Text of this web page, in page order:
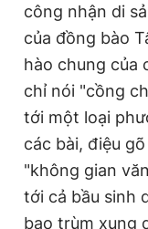
công nhận di
của đồng bào
hào chung của
chỉ nói "cồng
tới một loại
các bài, điệu
"không gian
tới cả bầu sinh
bao trùm xung